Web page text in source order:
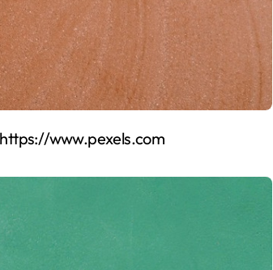
https://www.pexels.com